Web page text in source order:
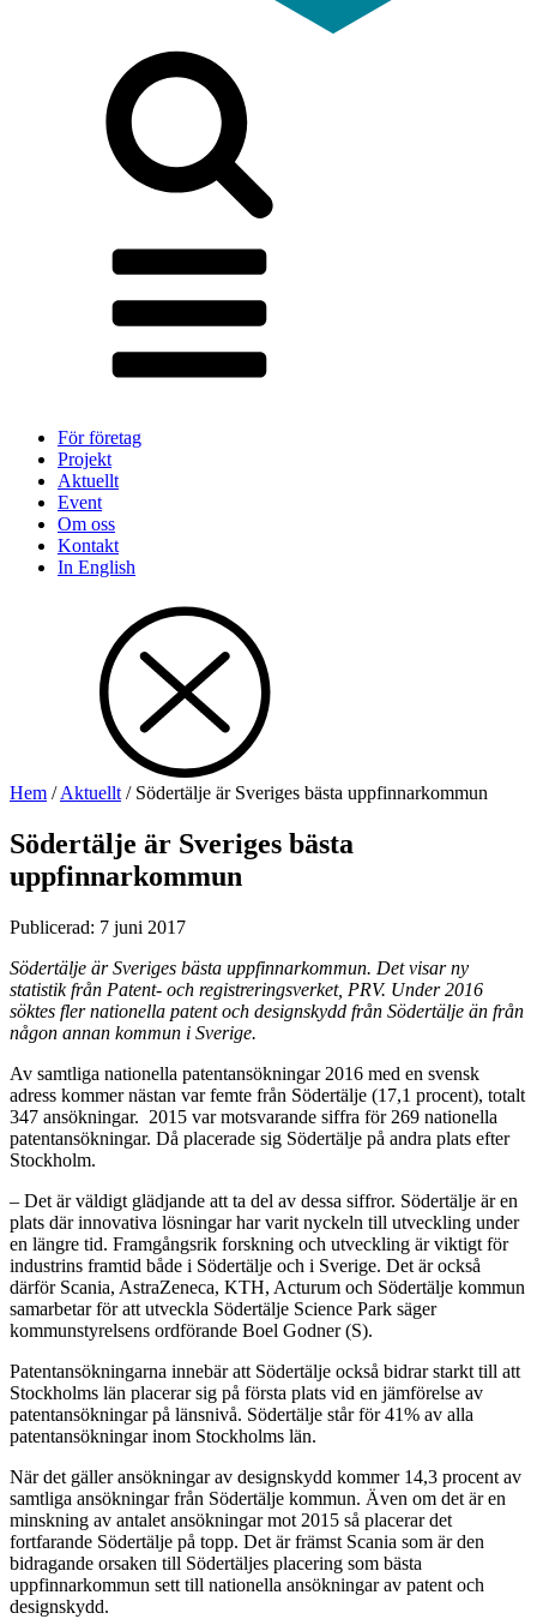
För företag
Projekt
Aktuellt
Event
Om oss
Kontakt
In English
Hem /Aktuellt / Södertälje är Sveriges bästa uppfinnarkommun
Södertälje är Sveriges bästa
uppfinnarkommun
Publicerad: 7 juni 2017
Södertälje är Sveriges bästa uppfinnarkommun. Det visar ny
statistik från Patent- och registreringsverket, PRV. Under 2016
söktes fler nationella patent och designskydd från Södertälje än från
någon annan kommun i Sverige.
Av samtliga nationella patentansökningar 2016 med en svensk
adress kommer nästan var femte från Södertälje (17,1 procent), totalt
347 ansökningar. 2015 var motsvarande siffra för 269 nationella
patentansökningar. Då placerade sig Södertälje på andra plats efter
Stockholm.
– Det är väldigt glädjande att ta del av dessa siffror. Södertälje är en
plats där innovativa lösningar har varit nyckeln till utveckling under
en längre tid. Framgångsrik forskning och utveckling är viktigt för
industrins framtid både i Södertälje och i Sverige. Det är också
därför Scania, AstraZeneca, KTH, Acturum och Södertälje kommun
samarbetar för att utveckla Södertälje Science Park säger
kommunstyrelsens ordförande Boel Godner (S).
Patentansökningarna innebär att Södertälje också bidrar starkt till att
Stockholms län placerar sig på första plats vid en jämförelse av
patentansökningar på länsnivå. Södertälje står för 41% av alla
patentansökningar inom Stockholms län.
När det gäller ansökningar av designskydd kommer 14,3 procent av
samtliga ansökningar från Södertälje kommun. Även om det är en
minskning av antalet ansökningar mot 2015 så placerar det
fortfarande Södertälje på topp. Det är främst Scania som är den
bidragande orsaken till Södertäljes placering som bästa
uppfinnarkommun sett till nationella ansökningar av patent och
designskydd.